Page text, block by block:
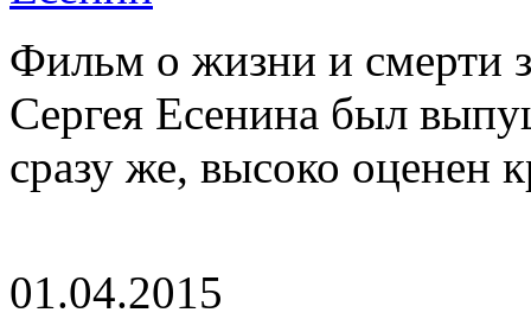
Фильм о жизни и смерти
Сергея Есенина был
сразу же, высоко оценен
01.04.2015